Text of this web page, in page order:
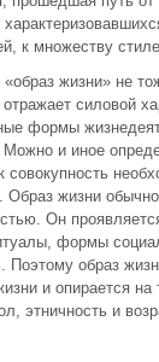
к множеству
жизни» не
силовой
формы
и иное
совокупность
Образ жизни
Он
формы
Поэтому образ
и опирается на
этничность и